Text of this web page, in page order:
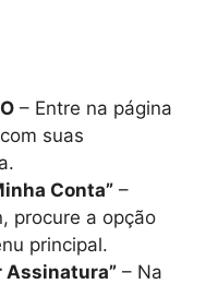
– Entre na página
suas
Conta” –
procure a opção
principal.
Assinatura” – Na